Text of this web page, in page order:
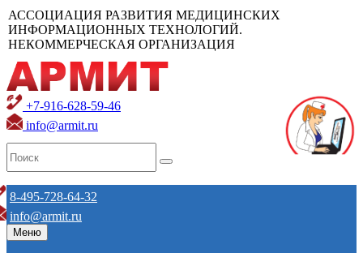
АССОЦИАЦИЯ РАЗВИТИЯ МЕДИЦИНСКИХ
ИНФОРМАЦИОННЫХ ТЕХНОЛОГИЙ.
НЕКОММЕРЧЕСКАЯ ОРГАНИЗАЦИЯ
+7-916-628-59-46
info@armit.ru
8-495-728-64-32
info@armit.ru
Меню